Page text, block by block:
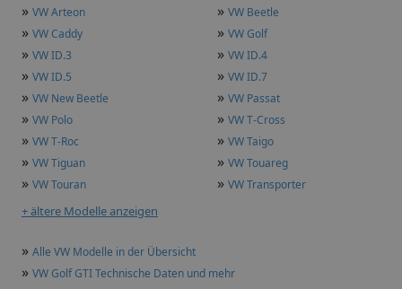
» VW Arteon » VW Beetle
» VW Caddy » VW Golf
» VW ID.3 » VW ID.4
» VW ID.5 » VW ID.7
» VW New Beetle » VW Passat
» VW Polo » VW T-Cross
» VW T-Roc » VW Taigo
» VW Tiguan » VW Touareg
» VW Touran » VW Transporter
+ ältere Modelle anzeigen
» Alle VW Modelle in der Übersicht
» VW Golf GTI Technische Daten und mehr